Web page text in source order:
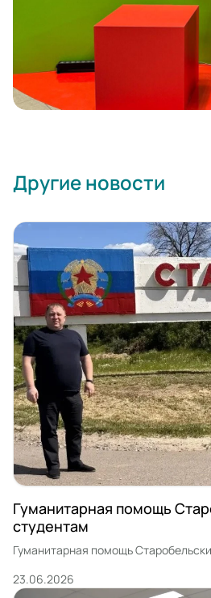
Другие новости
Гуманитарная помощь Старобельским
студентам
Гуманитарная помощь
23.06.2026